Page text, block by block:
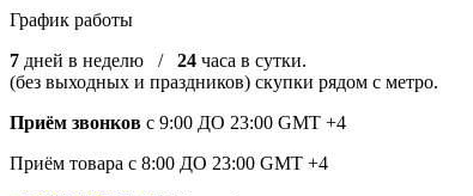
График работы
7 дней в неделю / 24 часа в сутки.
(без выходных и праздников) скупки рядом с метро.
Приём звонков с 9:00 ДО 23:00 GMT +4
Приём товара с 8:00 ДО 23:00 GMT +4